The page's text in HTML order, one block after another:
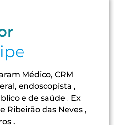
Médico, CRM
endoscopista ,
e de saúde . Ex
Ribeirão das Neves ,
.